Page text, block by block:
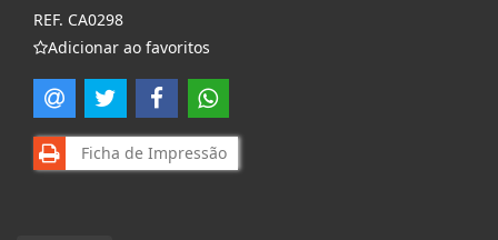
REF. CA0298
Adicionar ao favoritos
Ficha de Impressão